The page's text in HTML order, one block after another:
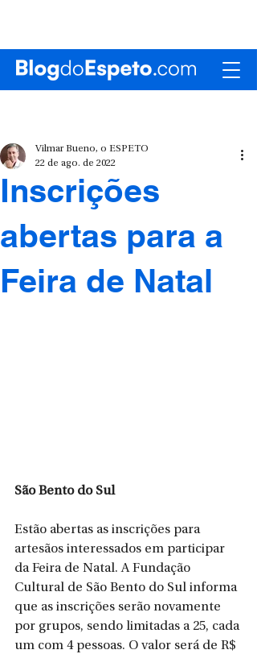
Inscrições
abertas para a
Feira de Natal
Vilmar Bueno, o ESPETO
22 de ago. de 2022
São Bento do Sul
Estão abertas as inscrições para
artesãos interessados em participar
da Feira de Natal. A Fundação
Cultural de São Bento do Sul informa
que as inscrições serão novamente
por grupos, sendo limitadas a 25, cada
um com 4 pessoas. O valor será de R$